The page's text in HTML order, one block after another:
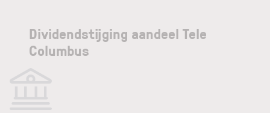
Dividendstijging aandeel Tele
Columbus